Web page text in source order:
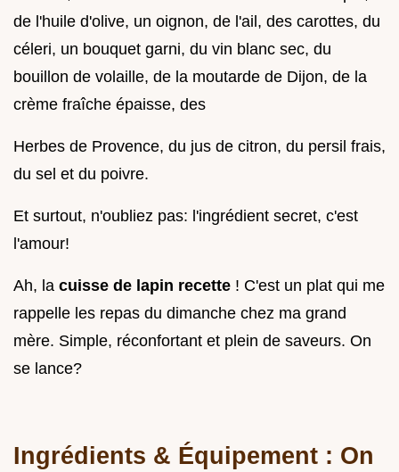
de l'huile d'olive, un oignon, de l'ail, des carottes, du
céleri, un bouquet garni, du vin blanc sec, du
bouillon de volaille, de la moutarde de Dijon, de la
crème fraîche épaisse, des
Herbes de Provence, du jus de citron, du persil frais,
du sel et du poivre.
Et surtout, n'oubliez pas: l'ingrédient secret, c'est
l'amour!
Ah, la cuisse de lapin recette ! C'est un plat qui me
rappelle les repas du dimanche chez ma grand
mère. Simple, réconfortant et plein de saveurs. On
se lance?
Ingrédients & Équipement : On